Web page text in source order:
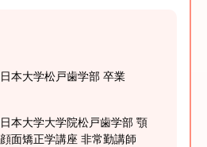
日本大学松戸歯学部 卒業
日本大学大学院松戸歯学部 顎
顔面矯正学講座 非常勤講師